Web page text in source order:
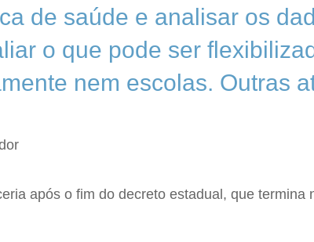
de saúde e analisar os
o que pode ser
nem escolas. Outras
após o fim do decreto estadual, que termina